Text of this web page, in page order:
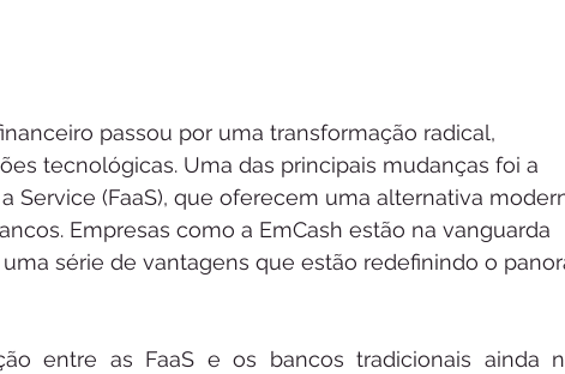
passou por uma transformação radical,
tecnológicas. Uma das principais mudanças foi a
Service (FaaS), que oferecem uma alternativa
Empresas como a EmCash estão na vanguarda
série de vantagens que estão redefinindo o
entre as FaaS e os bancos tradicionais ainda